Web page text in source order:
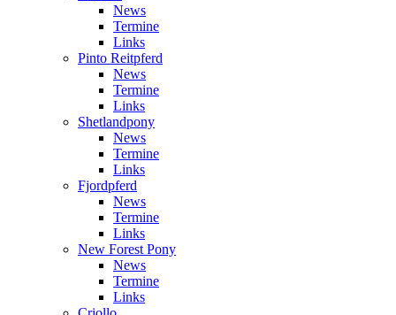
News
Termine
Links
Pinto Reitpferd
News
Termine
Links
Shetlandpony
News
Termine
Links
Fjordpferd
News
Termine
Links
New Forest Pony
News
Termine
Links